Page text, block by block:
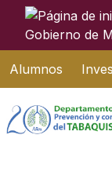
Interruptor de
Alumnos